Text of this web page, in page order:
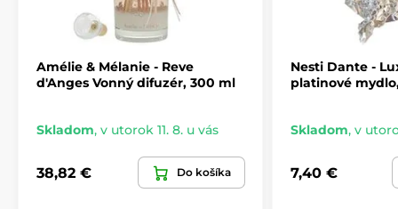
Amélie & Mélanie - Reve
d'Anges Vonný difuzér, 300 ml
Skladom, v utorok 11. 8. u vás
38,82 € Do košíka
Nesti Dante -
platinové
Skladom, v
7,40 €